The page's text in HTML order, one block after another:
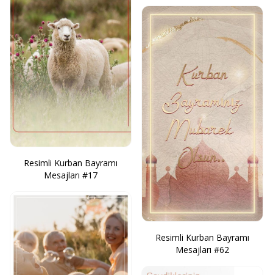
Resimli Kurban Bayramı
Mesajları #17
Resimli Kurban Bayramı
Mesajları #62